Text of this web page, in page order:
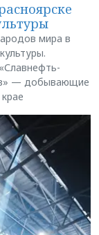
мира в
— добывающие